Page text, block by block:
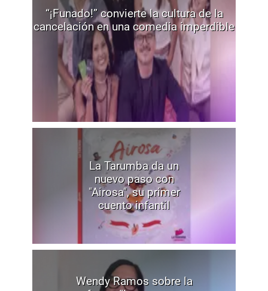
“¡Funado!” convierte la cultura de la
cancelación en una comedia imperdible
La Tarumba da un
nuevo paso con
"Airosa", su primer
cuento infantil
Wendy Ramos sobre la